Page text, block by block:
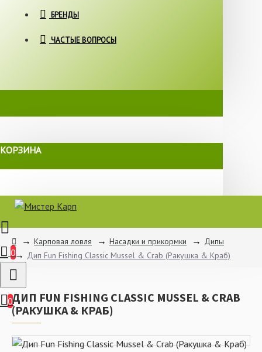
БРЕНДЫ
ЧАСТЫЕ ВОПРОСЫ
КОРЗИНА
0
0
Карповая ловля Насадки и прикормки
Дипы
Дип Fun Fishing Classic Mussel & Crab (Ракушка & Краб)
ДИП FUN FISHING CLASSIC MUSSEL & CRAB
(РАКУШКА & КРАБ)